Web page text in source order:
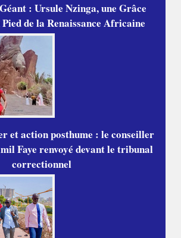
: Ursule Nzinga, une Grâce
de la Renaissance Africaine
et action posthume : le conseiller
Faye renvoyé devant le tribunal
correctionnel